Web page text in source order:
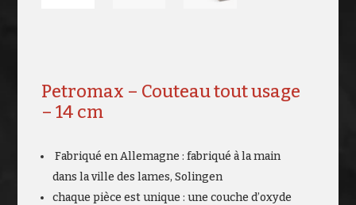
Petromax – Couteau tout usage
– 14 cm
Fabriqué en Allemagne : fabriqué à la main
dans la ville des lames, Solingen
chaque pièce est unique : une couche d’oxyde